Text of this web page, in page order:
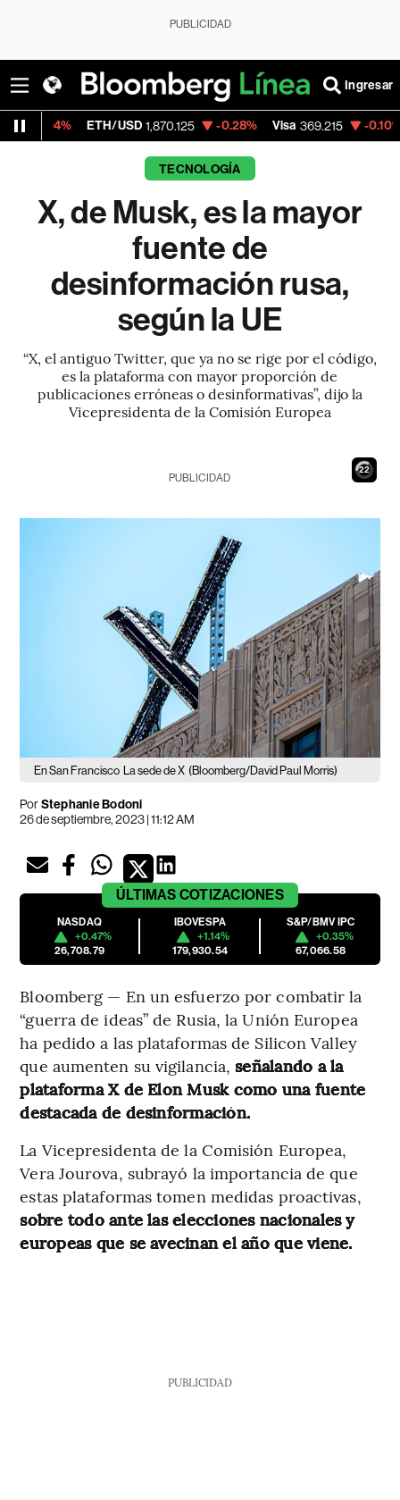
PUBLICIDAD
Ingresar
ETH/USD 1,870.125 -0.28% Visa 369.215 -0.10%
TECNOLOGÍA
X, de Musk, es la mayor
fuente de
desinformación rusa,
según la UE
“X, el antiguo Twitter, que ya no se rige por el código,
es la plataforma con mayor proporción de
publicaciones erróneas o desinformativas”, dijo la
Vicepresidenta de la Comisión Europea
21
PUBLICIDAD
En San Francisco La sede de X (Bloomberg/David Paul Morris)
PorStephanie Bodoni
26 de septiembre, 2023 | 11:12 AM
ÚLTIMAS COTIZACIONES
NASDAQ
+0.47%
26,708.79
IBOVESPA
+1.14%
179,930.54
S&P/BMV IPC
+0.35%
67,066.58
Bloomberg — En un esfuerzo por combatir la
“guerra de ideas” de Rusia, la Unión Europea
ha pedido a las plataformas de Silicon Valley
que aumenten su vigilancia,señalando a la
plataforma X de Elon Musk como una fuente
destacada de desinformación.
La Vicepresidenta de la Comisión Europea,
Vera Jourova, subrayó la importancia de que
estas plataformas tomen medidas proactivas,
sobre todo ante las elecciones nacionales y
europeas que se avecinan el año que viene.
PUBLICIDAD